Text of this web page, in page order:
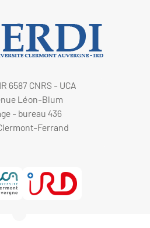
6587 CNRS - UCA
Léon-Blum
- bureau 436
Ferrand